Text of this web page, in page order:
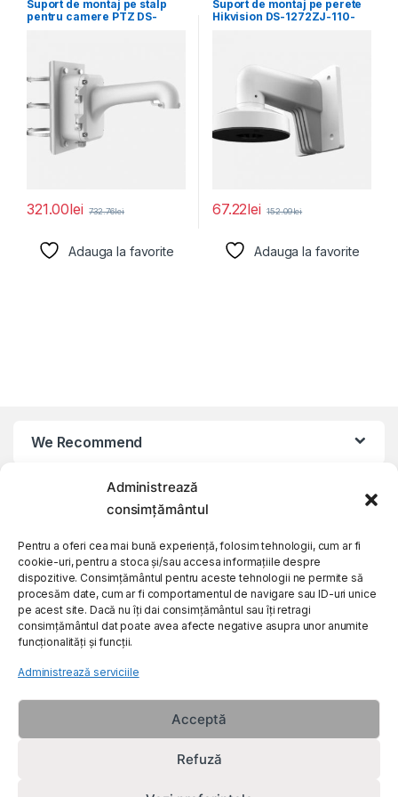
Administrează
consimțământul
Pentru a oferi cea mai bună experiență, folosim tehnologii, cum ar fi
cookie-uri, pentru a stoca și/sau accesa informațiile despre
dispozitive. Consimțământul pentru aceste tehnologii ne permite să
procesăm date, cum ar fi comportamentul de navigare sau ID-uri unice
pe acest site. Dacă nu îți dai consimțământul sau îți retragi
consimțământul dat poate avea afecte negative asupra unor anumite
funcționalități și funcții.
Administrează serviciile
Acceptă
Refuză
Suport de montaj pe stalp
pentru camere PTZ DS-
321.00lei 732.76lei
Adauga la favorite
Suport de montaj pe perete
Hikvision DS-1272ZJ-110-
67.22lei 152.09lei
Adauga la favorite
We Recommend
My Account
Customer Care
About Us